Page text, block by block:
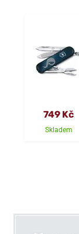
749 Kč
Skladem